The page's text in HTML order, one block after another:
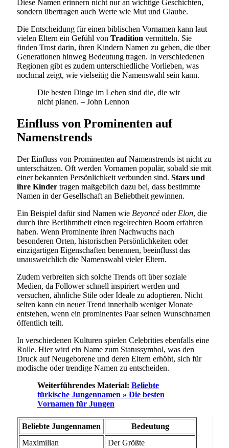
Diese Namen erinnern nicht nur an wichtige Geschichten,
sondern übertragen auch Werte wie Mut und Glaube.
Die Entscheidung für einen biblischen Vornamen kann laut
vielen Eltern ein Gefühl von Tradition vermitteln. Sie
finden Trost darin, ihren Kindern Namen zu geben, die über
Generationen hinweg Bedeutung tragen. In verschiedenen
Regionen gibt es zudem unterschiedliche Vorlieben, was
nochmal zeigt, wie vielseitig die Namenswahl sein kann.
Die besten Dinge im Leben sind die, die wir
nicht planen. – John Lennon
Einfluss von Prominenten auf
Namenstrends
Der Einfluss von Prominenten auf Namenstrends ist nicht zu
unterschätzen. Oft werden Vornamen populär, sobald sie mit
einer bekannten Persönlichkeit verbunden sind. Stars und
ihre Kinder tragen maßgeblich dazu bei, dass bestimmte
Namen in der Gesellschaft an Beliebtheit gewinnen.
Ein Beispiel dafür sind Namen wie Beyoncéoder Elon, die
durch ihre Berühmtheit einen regelrechten Boom erfahren
haben. Wenn Prominente ihren Nachwuchs nach
besonderen Orten, historischen Persönlichkeiten oder
einzigartigen Eigenschaften benennen, beeinflusst das
unausweichlich die Namenswahl vieler Eltern.
Zudem verbreiten sich solche Trends oft über soziale
Medien, da Follower schnell inspiriert werden und
versuchen, ähnliche Stile oder Ideale zu adoptieren. Nicht
selten kann ein neuer Trend innerhalb weniger Monate
entstehen, wenn ein prominentes Paar seinen Wunschnamen
öffentlich teilt.
In verschiedenen Kulturen spielen Celebrities ebenfalls eine
Rolle. Hier wird ein Name zum Statussymbol, was den
Druck auf Neugeborene und deren Eltern erhöht, sich für
modische oder trendige Namen zu entscheiden.
Weiterführendes Material: Beliebte
türkische Jungennamen » Die besten
Vornamen für Jungen
Beliebte Jungennamen
Bedeutung
Maximilian
Der Größte